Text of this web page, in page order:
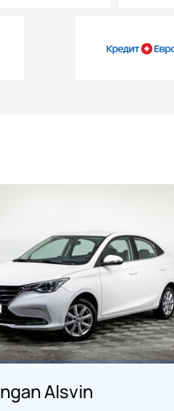
Alsvin